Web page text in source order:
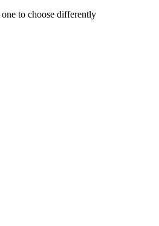
to choose differently